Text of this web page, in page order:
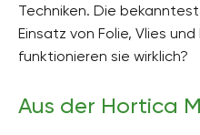
Techniken. Die
Einsatz von Folie, Vlies
funktionieren sie wirklich?
Aus der Hortica